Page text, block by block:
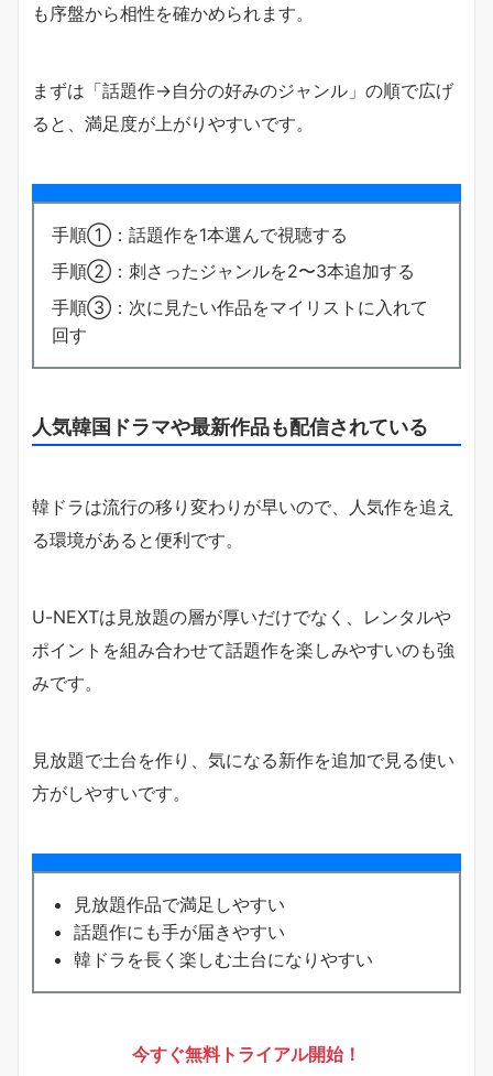
も序盤から相性を確かめられます。
まずは「話題作→自分の好みのジャンル」の順で広げ
ると、満足度が上がりやすいです。
手順①：話題作を1本選んで視聴する
手順②：刺さったジャンルを2〜3本追加する
手順③：次に見たい作品をマイリストに入れて
回す
人気韓国ドラマや最新作品も配信されている
韓ドラは流行の移り変わりが早いので、人気作を追え
る環境があると便利です。
U-NEXTは見放題の層が厚いだけでなく、レンタルや
ポイントを組み合わせて話題作を楽しみやすいのも強
みです。
見放題で土台を作り、気になる新作を追加で見る使い
方がしやすいです。
見放題作品で満足しやすい
話題作にも手が届きやすい
韓ドラを長く楽しむ土台になりやすい
今すぐ無料トライアル開始！